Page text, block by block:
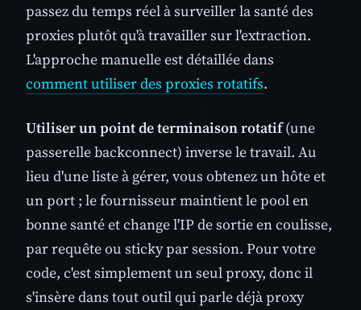
passez du temps réel à surveiller la santé des
proxies plutôt qu'à travailler sur l'extraction.
L'approche manuelle est détaillée dans
comment utiliser des proxies rotatifs.
Utiliser un point de terminaison rotatif(une
passerelle backconnect) inverse le travail. Au
lieu d'une liste à gérer, vous obtenez un hôte et
un port ; le fournisseur maintient le pool en
bonne santé et change l'IP de sortie en coulisse,
par requête ou sticky par session. Pour votre
code, c'est simplement un seul proxy, donc il
s'insère dans tout outil qui parle déjà proxy